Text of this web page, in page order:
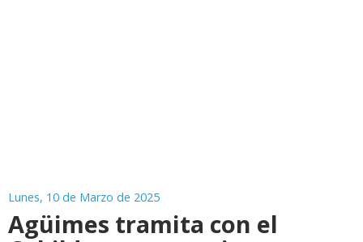
Lunes, 10 de Marzo de 2025
Agüimes tramita con el